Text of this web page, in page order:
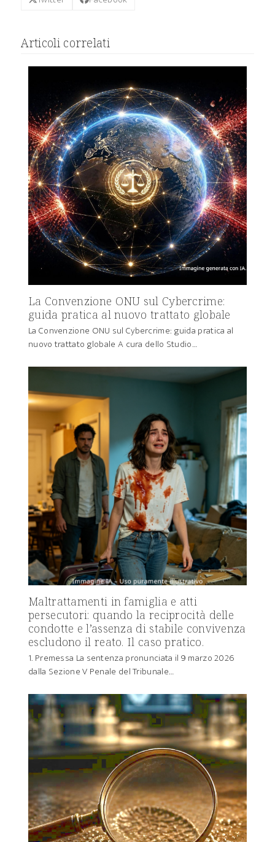
Articoli correlati
La Convenzione ONU sul Cybercrime:
guida pratica al nuovo trattato globale
La Convenzione ONU sul Cybercrime: guida pratica al
nuovo trattato globale A cura dello Studio…
Maltrattamenti in famiglia e atti
persecutori: quando la reciprocità delle
condotte e l’assenza di stabile convivenza
escludono il reato. Il caso pratico.
1. Premessa La sentenza pronunciata il 9 marzo 2026
dalla Sezione V Penale del Tribunale…